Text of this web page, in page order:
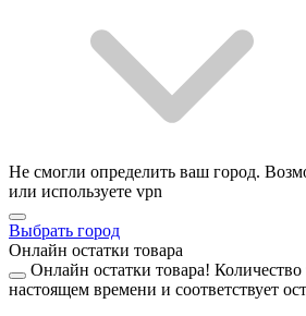
Не смогли определить ваш город.
или используете vpn
Выбрать город
Онлайн остатки товара
Онлайн остатки товара! Количество
настоящем времени и соответствует